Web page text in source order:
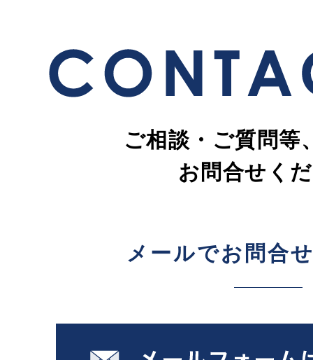
ご相談・ご質問等
お問合せく
メールでお問合